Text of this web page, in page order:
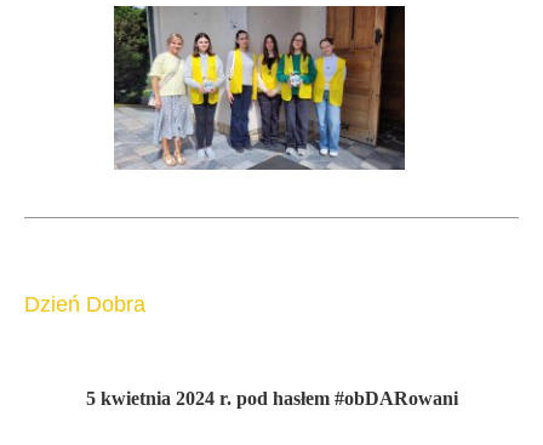
Dzień Dobra
5 kwietnia 2024 r. pod hasłem #obDARowani